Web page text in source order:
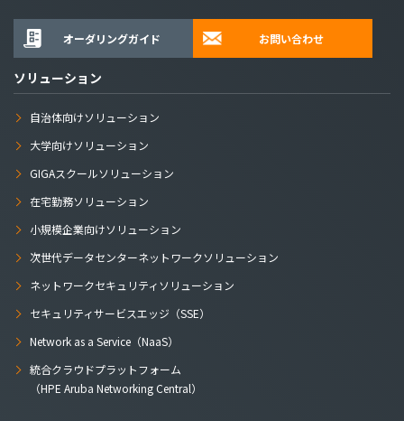
オーダリングガイド お問い合わせ
ソリューション
自治体向けソリューション
大学向けソリューション
GIGAスクールソリューション
在宅勤務ソリューション
小規模企業向けソリューション
次世代データセンターネットワークソリューション
ネットワークセキュリティソリューション
セキュリティサービスエッジ（SSE）
Network as a Service（NaaS）
統合クラウドプラットフォーム
（HPE Aruba Networking Central）